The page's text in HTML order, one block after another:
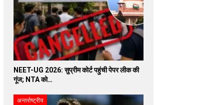
NEET-UG 2026: सुप्रीम कोर्ट पहुंची पेपर लीक की
गूंज; NTA को…
अन्तर्राष्ट्रीय